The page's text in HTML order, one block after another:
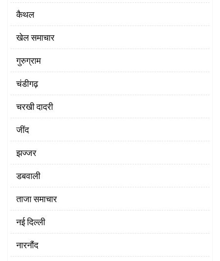
कैथल
खेल समाचार
गुरुग्राम
चंडीगढ़
चरखी दादरी
‌जींद
झज्जर
डबवाली
ताजा समाचार
नई दिल्ली
नारनौंद